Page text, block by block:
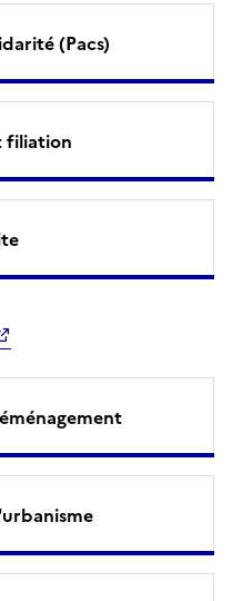
(Pacs)
filiation